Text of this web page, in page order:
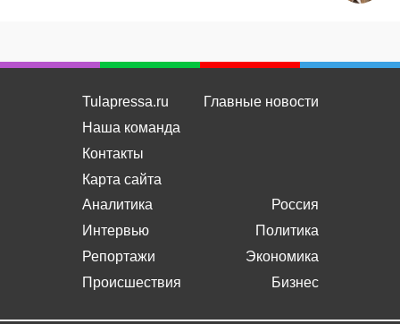
Tulapressa.ru
Наша команда
Контакты
Карта сайта
Главные новости
Аналитика
Интервью
Репортажи
Происшествия
Россия
Политика
Экономика
Бизнес